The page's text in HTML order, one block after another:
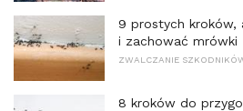
9 prostych kroków,
i zachować mrówki
ZWALCZANIE
8 kroków do